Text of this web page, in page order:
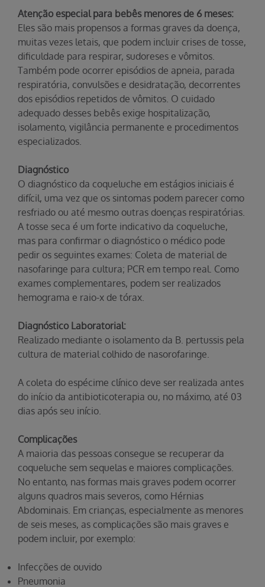
Atenção especial para bebês menores de 6 meses:
Eles são mais propensos a formas graves da doença,
muitas vezes letais, que podem incluir crises de tosse,
dificuldade para respirar, sudoreses e vômitos.
Também pode ocorrer episódios de apneia, parada
respiratória, convulsões e desidratação, decorrentes
dos episódios repetidos de vômitos. O cuidado
adequado desses bebês exige hospitalização,
isolamento, vigilância permanente e procedimentos
especializados.
Diagnóstico
O diagnóstico da coqueluche em estágios iniciais é
difícil, uma vez que os sintomas podem parecer como
resfriado ou até mesmo outras doenças respiratórias.
A tosse seca é um forte indicativo da coqueluche,
mas para confirmar o diagnóstico o médico pode
pedir os seguintes exames: Coleta de material de
nasofaringe para cultura; PCR em tempo real. Como
exames complementares, podem ser realizados
hemograma e raio-x de tórax.
Diagnóstico Laboratorial:
Realizado mediante o isolamento da B. pertussis pela
cultura de material colhido de nasorofaringe.
A coleta do espécime clínico deve ser realizada antes
do início da antibioticoterapia ou, no máximo, até 03
dias após seu início.
Complicações
A maioria das pessoas consegue se recuperar da
coqueluche sem sequelas e maiores complicações.
No entanto, nas formas mais graves podem ocorrer
alguns quadros mais severos, como Hérnias
Abdominais. Em crianças, especialmente as menores
de seis meses, as complicações são mais graves e
podem incluir, por exemplo:
Infecções de ouvido
Pneumonia